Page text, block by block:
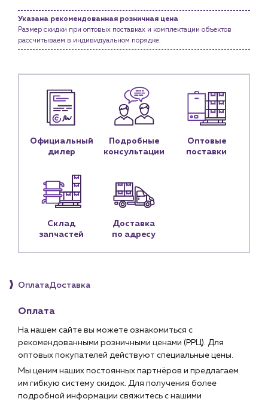
Услуги
Сервис и обслуживание инженерных систем
Новости
Личный кабинет
Контакты
Контактные данные
Наши партнёры
Чат-бот
г. Краснодар, ул. Российская, 63
Указана рекомендованная розничная цена
Размер скидки при оптовых поставках и комплектации объектов
рассчитываем в индивидуальном порядке.
Официальный
дилер
Подробные
консультации
Оптовые
поставки
Склад
запчастей
Доставка
по адресу
ОплатаДоставка
Оплата
На нашем сайте вы можете ознакомиться с
рекомендованными розничными ценами (РРЦ). Для
оптовых покупателей действуют специальные цены.
Мы ценим наших постоянных партнёров и предлагаем
им гибкую систему скидок. Для получения более
подробной информации свяжитесь с нашими